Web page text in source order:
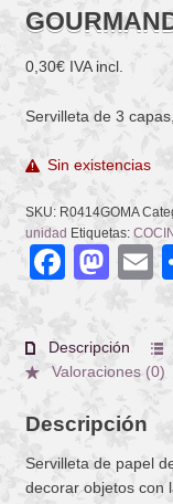
0,30€ IVA incl.
Servilleta de 3
Sin existencias
SKU: R0414GOMA
unidad Etiquetas:
Descripción
Valoraciones (0)
Descripción
Servilleta de papel
decorar objetos con